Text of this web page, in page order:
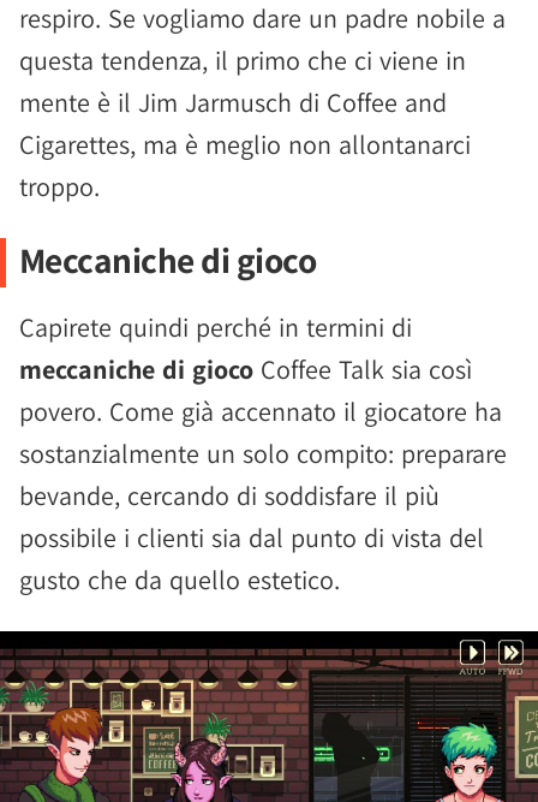
respiro. Se vogliamo dare un padre nobile a
questa tendenza, il primo che ci viene in
mente è il Jim Jarmusch di Coffee and
Cigarettes, ma è meglio non allontanarci
troppo.
Meccaniche di gioco
Capirete quindi perché in termini di
meccaniche di gioco Coffee Talk sia così
povero. Come già accennato il giocatore ha
sostanzialmente un solo compito: preparare
bevande, cercando di soddisfare il più
possibile i clienti sia dal punto di vista del
gusto che da quello estetico.